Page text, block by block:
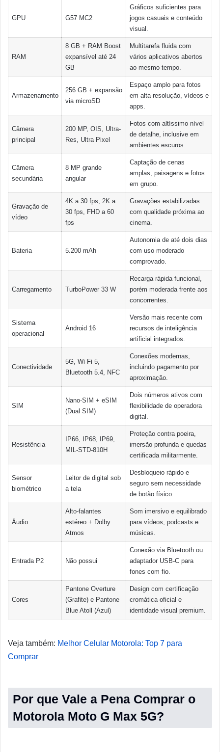
GPU G57 MC2
Gráficos suficientes para
jogos casuais e conteúdo
visual.
RAM
8 GB + RAM Boost
expansível até 24
GB
Multitarefa fluida com
vários aplicativos abertos
ao mesmo tempo.
Armazenamento
256 GB + expansão
via microSD
Espaço amplo para fotos
em alta resolução, vídeos e
apps.
Câmera
principal
200 MP, OIS, Ultra-
Res, Ultra Pixel
Fotos com altíssimo nível
de detalhe, inclusive em
ambientes escuros.
Câmera
secundária
8 MP grande
angular
Captação de cenas
amplas, paisagens e fotos
em grupo.
Gravação de
vídeo
4K a 30 fps, 2K a
30 fps, FHD a 60
fps
Gravações estabilizadas
com qualidade próxima ao
cinema.
Bateria 5.200 mAh
Autonomia de até dois dias
com uso moderado
comprovado.
Carregamento TurboPower 33 W
Recarga rápida funcional,
porém moderada frente aos
concorrentes.
Sistema
operacional
Android 16
Versão mais recente com
recursos de inteligência
artificial integrados.
Conectividade
5G, Wi-Fi 5,
Bluetooth 5.4, NFC
Conexões modernas,
incluindo pagamento por
aproximação.
SIM
Nano-SIM + eSIM
(Dual SIM)
Dois números ativos com
flexibilidade de operadora
digital.
Resistência
IP66, IP68, IP69,
MIL-STD-810H
Proteção contra poeira,
imersão profunda e quedas
certificada militarmente.
Sensor
biométrico
Leitor de digital sob
a tela
Desbloqueio rápido e
seguro sem necessidade
de botão físico.
Áudio
Alto-falantes
estéreo + Dolby
Atmos
Som imersivo e equilibrado
para vídeos, podcasts e
músicas.
Entrada P2 Não possui
Conexão via Bluetooth ou
adaptador USB-C para
fones com fio.
Cores
Pantone Overture
(Grafite) e Pantone
Blue Atoll (Azul)
Design com certificação
cromática oficial e
identidade visual premium.
Veja também: Melhor Celular Motorola: Top 7 para
Comprar
Por que Vale a Pena Comprar o
Motorola Moto G Max 5G?